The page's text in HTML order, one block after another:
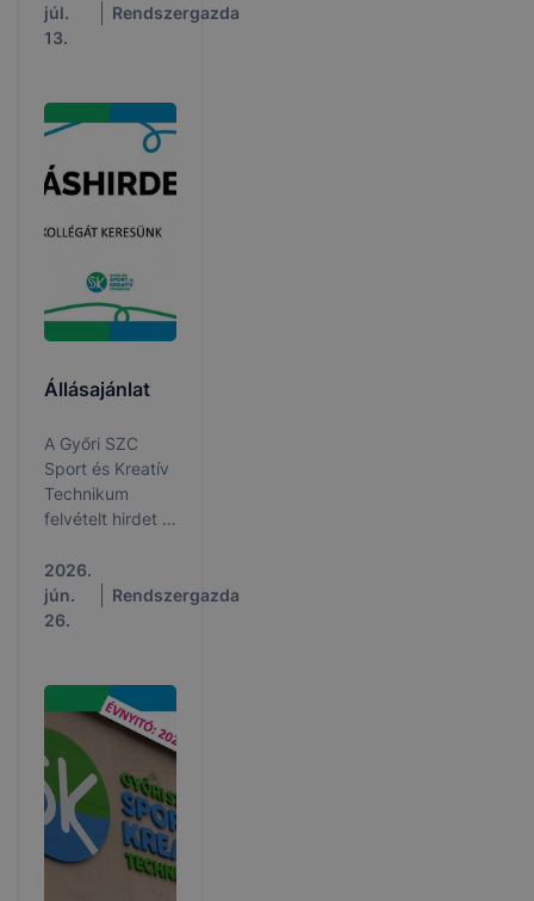
KRÉTA
rendszerben.
júl.
13.
Rendszergazda
Állásajánlat
A Győri SZC
Sport és Kreatív
Technikum
felvételt hirdet a
munkakörök
betöltésére:
angol - bármely
bármely szakos
oktató,
gyógypedagógiai
asszisztens ill.
gondnok
valamint portás
és takarító.
2026.
jún.
26.
Rendszergazda